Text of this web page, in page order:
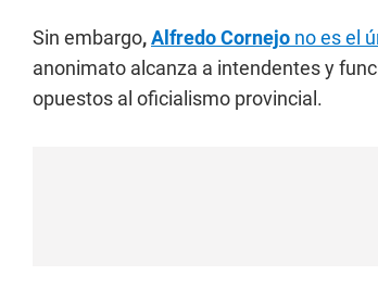
Sin embargo,Alfredo Cornejo no es el
anonimato alcanza a intendentes y
opuestos al oficialismo provincial.